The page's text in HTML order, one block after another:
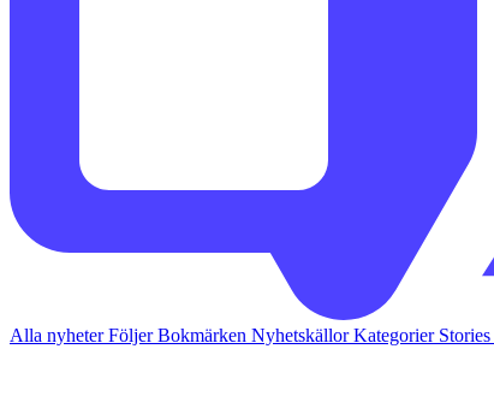
Alla nyheterFöljerBokmärken NyhetskällorKategorier Stories